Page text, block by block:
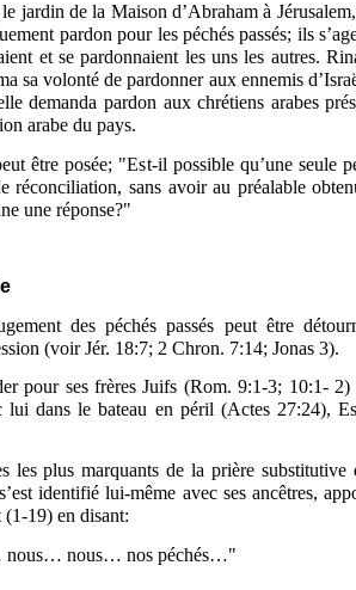
jardin de la Maison d’Abraham à
pardon pour les péchés passés; ils
et se pardonnaient les uns les autres.
sa volonté de pardonner aux ennemis
demanda pardon aux chrétiens arabes
arabe du pays.
être posée; "Est-il possible qu’une seule
réconciliation, sans avoir au préalable
une réponse?"
des péchés passés peut être
(voir Jér. 18:7; 2 Chron. 7:14; Jonas 3).
pour ses frères Juifs (Rom. 9:1-3; 10:1-
lui dans le bateau en péril (Actes 27:24),
les plus marquants de la prière substitutive
identifié lui-même avec ses ancêtres,
(1-19) en disant:
nous… nous… nos péchés…"